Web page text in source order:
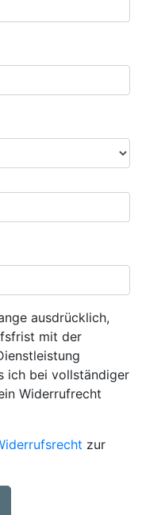
ausdrücklich,
mit der
ich bei vollständiger
Widerrufrecht
zur